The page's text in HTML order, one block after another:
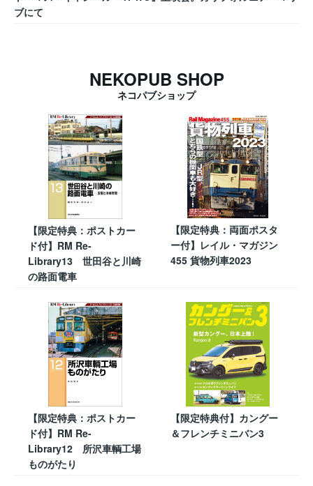
ブにて
NEKOPUB SHOP
ネコパブショップ
【限定特典：ポストカー
ド付】RM Re-
Library13 世田谷と川崎
の路面電車
【限定特典：両面ポスタ
ー付】レイル・マガジン
455 貨物列車2023
【限定特典：ポストカー
ド付】RM Re-
Library12 所沢車輌工場
ものがたり
【限定特典付】カングー
＆フレンチミニバン3